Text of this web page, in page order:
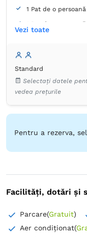
1 Pat de o
1 Pat de o
Proprie -
Garderobă Dulap
TV cu ecran plat
Vezi toate
Standard
Selectați datele
vedea prețurile
Pentru a rezerva,
Facilități, dotări și
Parcare(Gratuit)
Aer condiționat(